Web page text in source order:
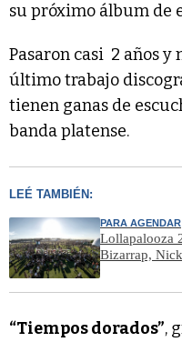
su próximo álbum de
Pasaron casi 2 años y
último trabajo
tienen ganas de
banda platense.
LEÉ TAMBIÉN:
PARA AGENDAR
Lollapalooza
Bizarrap,
“Tiempos dorados”,